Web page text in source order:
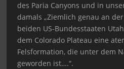
des Paria Canyons und in
damals „Ziemlich genau an
beiden US-Bundesstaaten
dem Colorado Plateau eine
Felsformation, die unter dem
geworden ist….“.